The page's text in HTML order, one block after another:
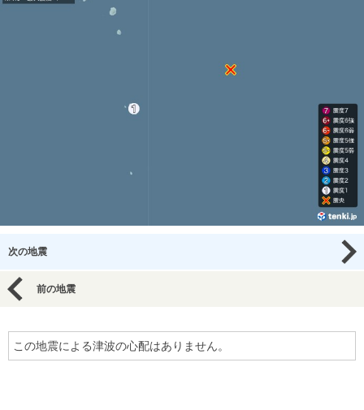
次の地震
前の地震
この地震による津波の心配はありません。